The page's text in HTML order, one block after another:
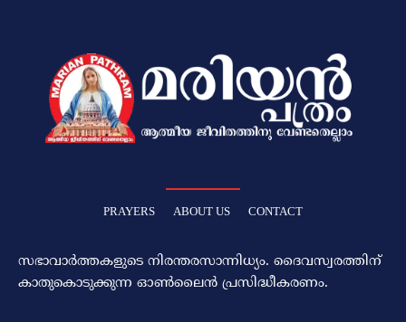
PRAYERS ABOUT US CONTACT
സഭാവാര്‍ത്തകളുടെ നിരന്തരസാന്നിധ്യം. ദൈവസ്വരത്തിന്‌
കാതുകൊടുക്കുന്ന ഓണ്‍ലൈന്‍ പ്രസിദ്ധീകരണം.